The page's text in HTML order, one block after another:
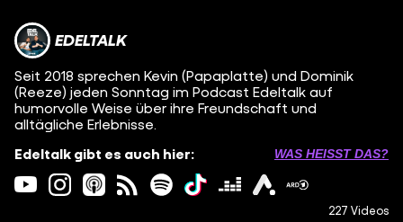
EDELTALK
Seit 2018 sprechen Kevin (Papaplatte) und Dominik
(Reeze) jeden Sonntag im Podcast Edeltalk auf
humorvolle Weise über ihre Freundschaft und
alltägliche Erlebnisse.
Edeltalk gibt es auch hier:
WAS HEISST DAS?
227 Videos